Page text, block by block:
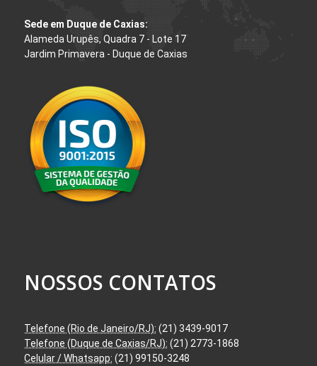
Sede em Duque de Caxias:
Alameda Urupês, Quadra 7 - Lote 17
Jardim Primavera - Duque de Caxias
NOSSOS CONTATOS
Telefone (Rio de Janeiro/RJ): (21) 3439-9017
Telefone (Duque de Caxias/RJ): (21) 2773-1868
Celular / Whatsapp: (21) 99150-3248